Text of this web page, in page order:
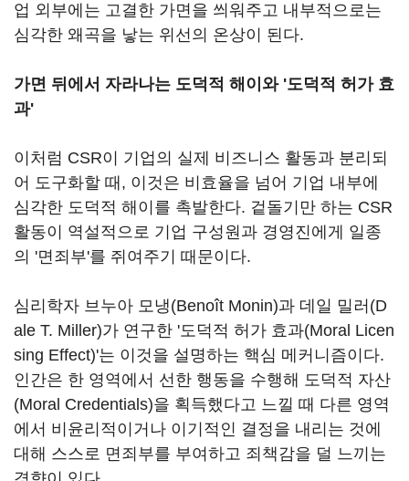
업 외부에는 고결한 가면을 씌워주고 내부적으로는
심각한 왜곡을 낳는 위선의 온상이 된다.
가면 뒤에서 자라나는 도덕적 해이와 '도덕적 허가 효
과'
이처럼 CSR이 기업의 실제 비즈니스 활동과 분리되
어 도구화할 때, 이것은 비효율을 넘어 기업 내부에
심각한 도덕적 해이를 촉발한다. 겉돌기만 하는 CSR
활동이 역설적으로 기업 구성원과 경영진에게 일종
의 '면죄부'를 쥐여주기 때문이다.
심리학자 브누아 모냉(Benoît Monin)과 데일 밀러(D
ale T. Miller)가 연구한 '도덕적 허가 효과(Moral Licen
sing Effect)'는 이것을 설명하는 핵심 메커니즘이다.
인간은 한 영역에서 선한 행동을 수행해 도덕적 자산
(Moral Credentials)을 획득했다고 느낄 때 다른 영역
에서 비윤리적이거나 이기적인 결정을 내리는 것에
대해 스스로 면죄부를 부여하고 죄책감을 덜 느끼는